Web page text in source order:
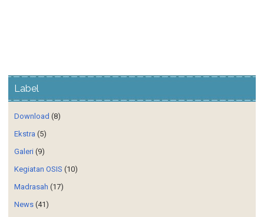
Label
Download (8)
Ekstra (5)
Galeri (9)
Kegiatan OSIS (10)
Madrasah (17)
News (41)